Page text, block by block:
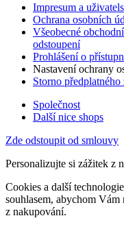
Impresum a
Ochrana osobních
Všeobecné
odstoupení
Prohlášení o
Nastavení ochrany
Storno předplatného
Společnost
Další nice shops
Zde odstoupit od smlouvy
Personalizujte si zážitek z
Cookies a další
souhlasem, abychom
z nakupování.